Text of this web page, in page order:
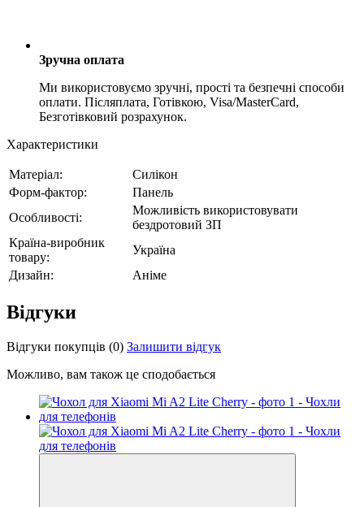
Зручна оплата
Ми використовуємо зручні, прості та безпечні способи
оплати. Післяплата, Готівкою, Visa/MasterCard,
Безготівковий розрахунок.
Характеристики
Матеріал:
Силікон
Форм-фактор:
Панель
Особливості:
Можливість використовувати
бездротовий ЗП
Країна-виробник
товару:
Україна
Дизайн:
Аніме
Відгуки
Відгуки покупців (0) Залишити відгук
Можливо, вам також це сподобається